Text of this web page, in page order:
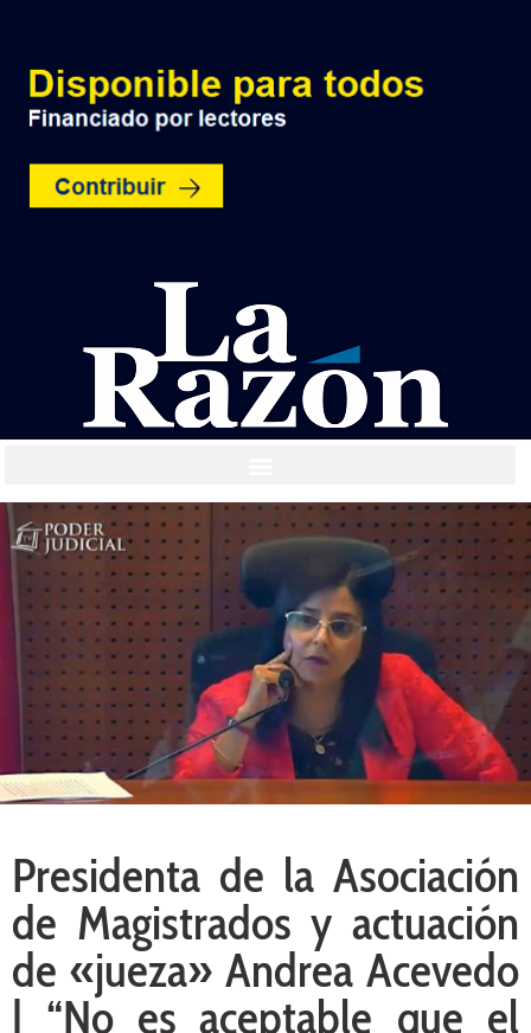
Presidenta de la Asociación
de Magistrados y actuación
de «jueza» Andrea Acevedo
| “No es aceptable que el